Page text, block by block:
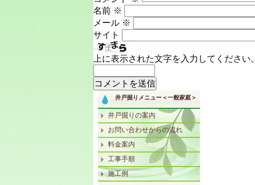
名前 ※
メール ※
サイト
上に表示された文字を入力してください。
井戸掘りメニュー＜一般家庭＞
井戸掘りの案内
お問い合わせからの流れ
料金案内
工事手順
施工例